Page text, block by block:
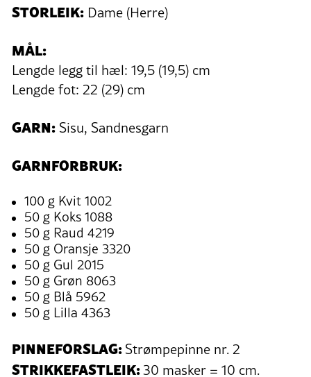
STORLEIK: Dame (Herre)
MÅL:
Lengde legg til hæl: 19,5 (19,5) cm
Lengde fot: 22 (29) cm
GARN: Sisu, Sandnesgarn
GARNFORBRUK:
100 g Kvit 1002
50 g Koks 1088
50 g Raud 4219
50 g Oransje 3320
50 g Gul 2015
50 g Grøn 8063
50 g Blå 5962
50 g Lilla 4363
PINNEFORSLAG:Strømpepinne nr. 2
STRIKKEFASTLEIK:30 masker = 10 cm.